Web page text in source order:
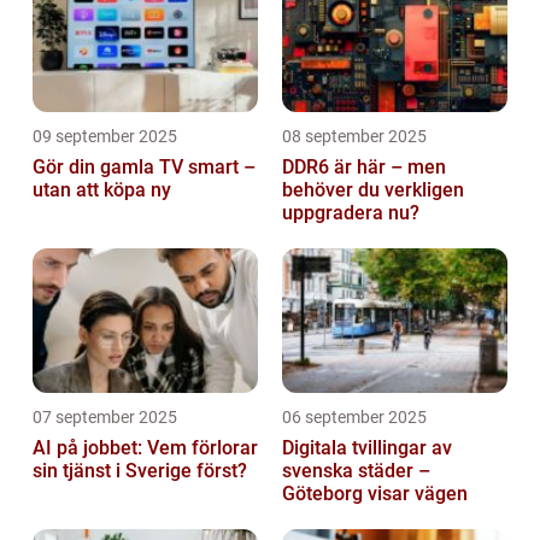
09 september 2025
Gör din gamla TV smart –
utan att köpa ny
08 september 2025
DDR6 är här – men
behöver du verkligen
uppgradera nu?
07 september 2025
AI på jobbet: Vem förlorar
sin tjänst i Sverige först?
06 september 2025
Digitala tvillingar av
svenska städer –
Göteborg visar vägen